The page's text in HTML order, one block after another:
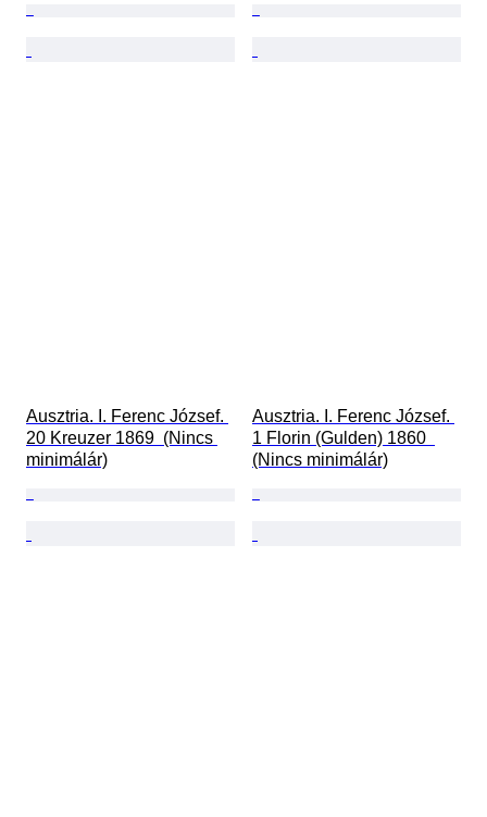
Ausztria. I. Ferenc József.
20 Kreuzer 1869  (Nincs
minimálár)
Ausztria. I. Ferenc József.
1 Florin (Gulden) 1860
(Nincs minimálár)